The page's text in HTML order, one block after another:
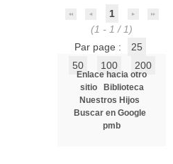
1
(1 - 1 / 1)
Par page :
25
50
100 200
Enlace hacia otro
sitio
Biblioteca
Nuestros Hijos
Buscar en Google
pmb